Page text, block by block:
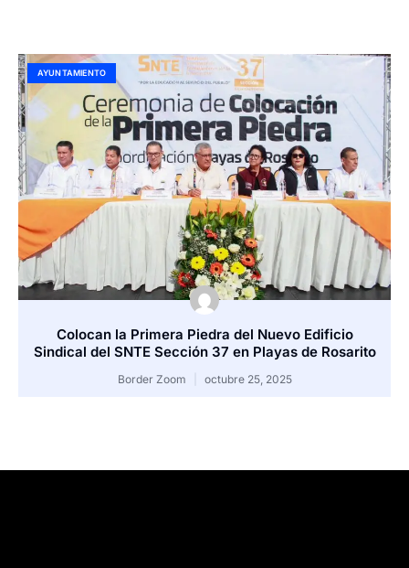
AYUNTAMIENTO
Colocan la Primera Piedra del Nuevo Edificio
Sindical del SNTE Sección 37 en Playas de Rosarito
Border Zoom octubre 25, 2025